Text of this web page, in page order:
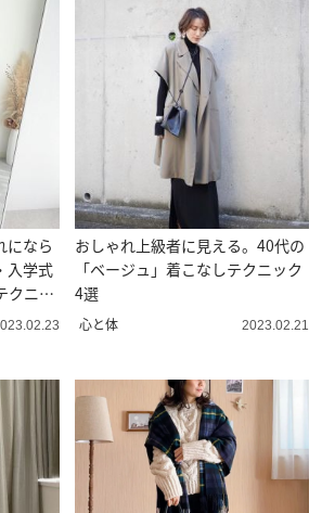
になら
入学式
クニッ
おしゃれ上級者に見える。40代の
「ベージュ」着こなしテクニック
4選
心と体 2023.02.21